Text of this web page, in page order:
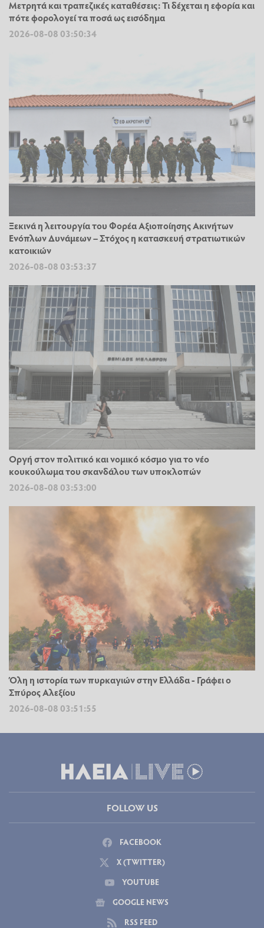
Μετρητά και τραπεζικές καταθέσεις: Τι δέχεται η εφορία και
πότε φορολογεί τα ποσά ως εισόδημα
2026-08-08 03:50:34
Ξεκινά η λειτουργία του Φορέα Αξιοποίησης Ακινήτων
Ενόπλων Δυνάμεων – Στόχος η κατασκευή στρατιωτικών
κατοικιών
2026-08-08 03:53:37
Οργή στον πολιτικό και νομικό κόσμο για το νέο
κουκούλωμα του σκανδάλου των υποκλοπών
2026-08-08 03:53:00
Όλη η ιστορία των πυρκαγιών στην Ελλάδα - Γράφει ο
Σπύρος Αλεξίου
2026-08-08 03:51:55
FOLLOW US
FACEBOOK
X (TWITTER)
YOUTUBE
GOOGLE NEWS
RSS FEED